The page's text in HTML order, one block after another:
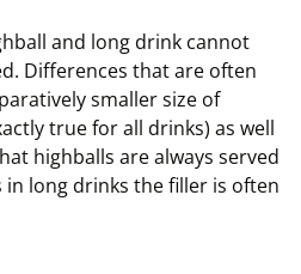
and long drink cannot
Differences that are often
smaller size of
true for all drinks) as well
highballs are always served
long drinks the filler is often